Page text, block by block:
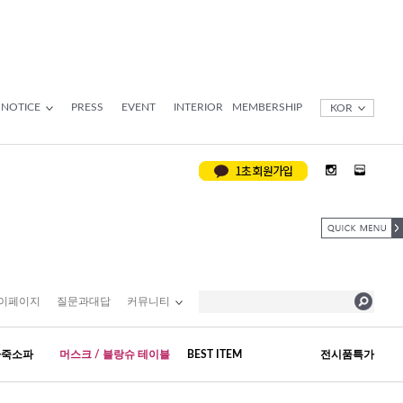
NOTICE PRESS EVENT INTERIOR MEMBERSHIP KOR
페이지 질문과대답 커뮤니티
소파 머스크 / 블랑슈 테이블 BEST ITEM 전시품특가